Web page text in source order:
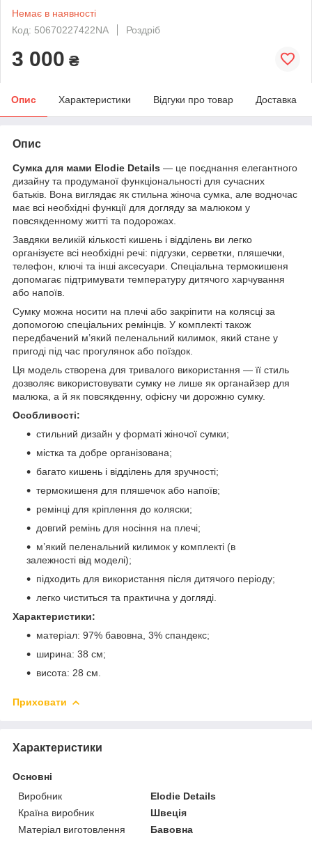
Немає в наявності
Код: 50670227422NA
Роздріб
3 000 ₴
Опис Характеристики Відгуки про товар Доставка
Опис
Сумка для мами Elodie Details — це поєднання елегантного
дизайну та продуманої функціональності для сучасних
батьків. Вона виглядає як стильна жіноча сумка, але водночас
має всі необхідні функції для догляду за малюком у
повсякденному житті та подорожах.
Завдяки великій кількості кишень і відділень ви легко
організуєте всі необхідні речі: підгузки, серветки, пляшечки,
телефон, ключі та інші аксесуари. Спеціальна термокишеня
допомагає підтримувати температуру дитячого харчування
або напоїв.
Сумку можна носити на плечі або закріпити на колясці за
допомогою спеціальних ремінців. У комплекті також
передбачений м’який пеленальний килимок, який стане у
пригоді під час прогулянок або поїздок.
Ця модель створена для тривалого використання — її стиль
дозволяє використовувати сумку не лише як органайзер для
малюка, а й як повсякденну, офісну чи дорожню сумку.
Особливості:
стильний дизайн у форматі жіночої сумки;
містка та добре організована;
багато кишень і відділень для зручності;
термокишеня для пляшечок або напоїв;
ремінці для кріплення до коляски;
довгий ремінь для носіння на плечі;
м’який пеленальний килимок у комплекті (в
залежності від моделі);
підходить для використання після дитячого періоду;
легко чиститься та практична у догляді.
Характеристики:
матеріал: 97% бавовна, 3% спандекс;
ширина: 38 см;
висота: 28 см.
Приховати
Характеристики
Основні
Виробник
Elodie Details
Країна виробник
Швеція
Матеріал виготовлення
Бавовна